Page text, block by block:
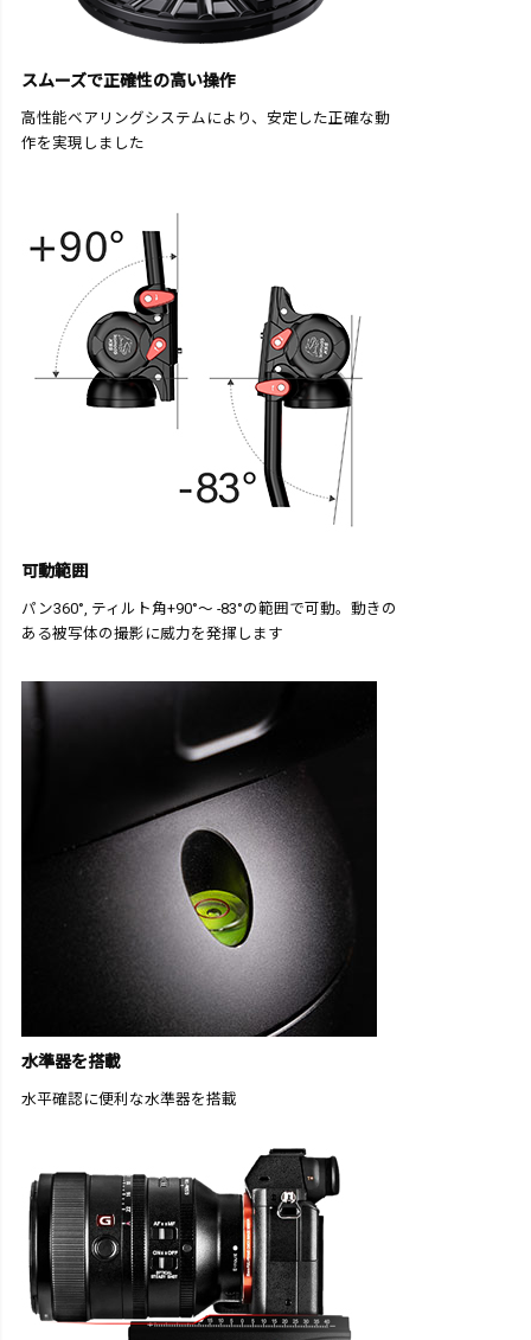
スムーズで正確性の高い操作
高性能ベアリングシステムにより、安定した正確な動
作を実現しました
可動範囲
パン360°, ティルト角+90°～ -83°の範囲で可動。動きの
ある被写体の撮影に威力を発揮します
水準器を搭載
水平確認に便利な水準器を搭載